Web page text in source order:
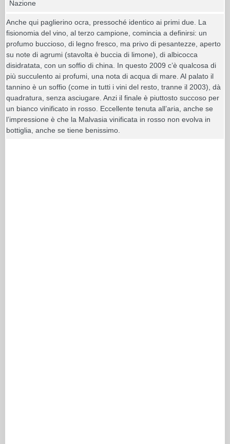
Nazione
Anche qui paglierino ocra, pressoché identico ai primi due. La
fisionomia del vino, al terzo campione, comincia a definirsi: un
profumo buccioso, di legno fresco, ma privo di pesantezze, aperto
su note di agrumi (stavolta è buccia di limone), di albicocca
disidratata, con un soffio di china. In questo 2009 c’è qualcosa di
più succulento ai profumi, una nota di acqua di mare. Al palato il
tannino è un soffio (come in tutti i vini del resto, tranne il 2003), dà
quadratura, senza asciugare. Anzi il finale è piuttosto succoso per
un bianco vinificato in rosso. Eccellente tenuta all’aria, anche se
l’impressione è che la Malvasia vinificata in rosso non evolva in
bottiglia, anche se tiene benissimo.